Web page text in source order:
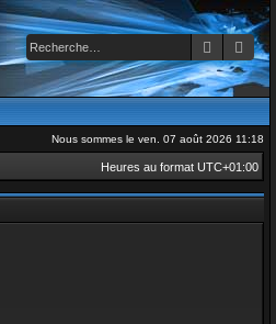
Nous sommes le ven. 07 août 2026 11:18
Heures au format UTC+01:00